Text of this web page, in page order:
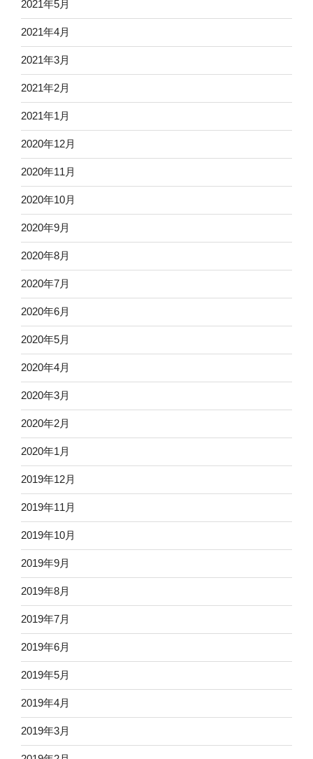
2021年5月
2021年4月
2021年3月
2021年2月
2021年1月
2020年12月
2020年11月
2020年10月
2020年9月
2020年8月
2020年7月
2020年6月
2020年5月
2020年4月
2020年3月
2020年2月
2020年1月
2019年12月
2019年11月
2019年10月
2019年9月
2019年8月
2019年7月
2019年6月
2019年5月
2019年4月
2019年3月